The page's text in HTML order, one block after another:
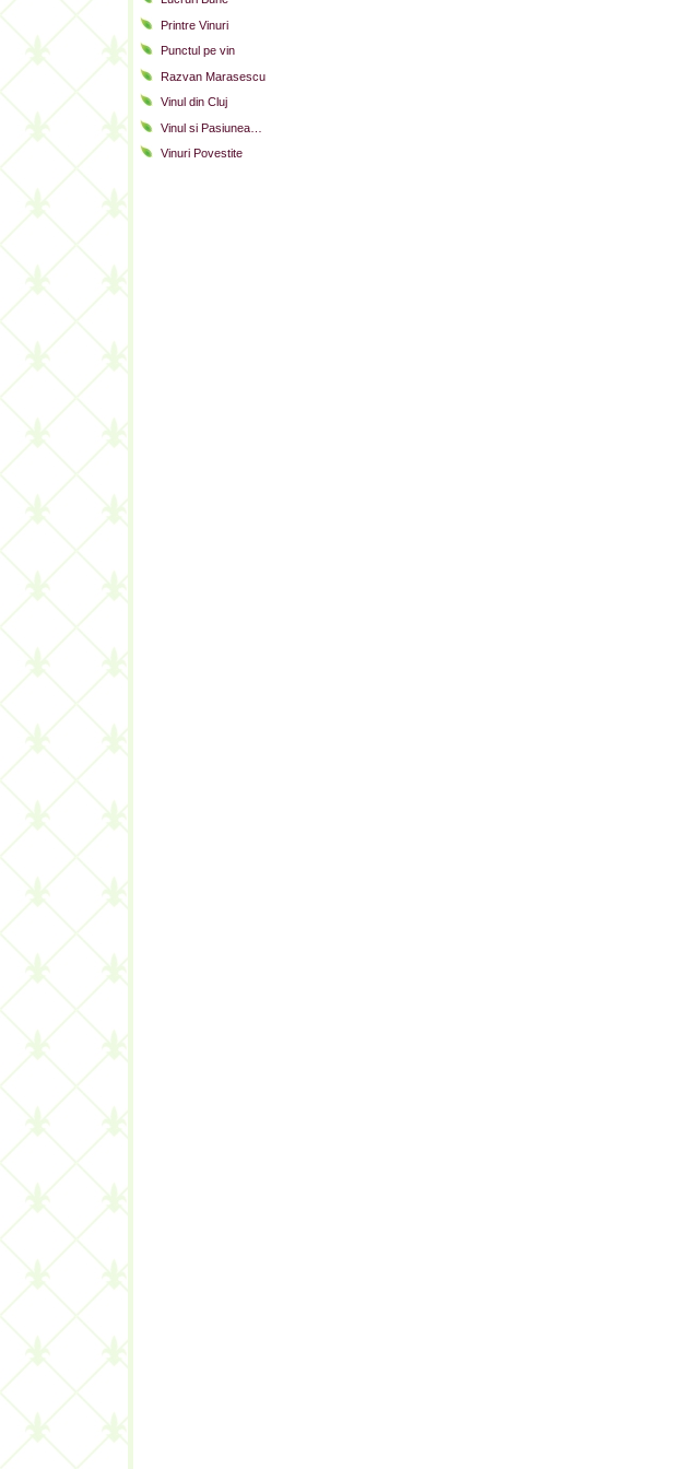
Printre Vinuri
Punctul pe vin
Razvan Marasescu
Vinul din Cluj
Vinul si Pasiunea…
Vinuri Povestite